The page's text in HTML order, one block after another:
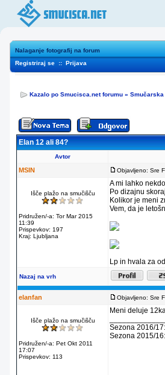
Nalaganje fotografij na forum
Registriraj se :: Prijava
Kazalo po Smucisca.net forumu » Smučarska
Elan 12 ali 84?
Avtor
MSIN Objavljeno: Sre
Išče plažo na smučišču
Pridružen/-a: Tor Mar 2015
11:39
Prispevkov: 197
Kraj: Ljubljana
A mi lahko
Po dizajnu
Kolikor je meni
Vem, da je
Lp in hvala za
Nazaj na vrh
elanfan Objavljeno: Sre
Išče plažo na smučišču
Pridružen/-a: Pet Okt 2011
17:07
Prispevkov: 113
Meni deluje
Sezona 2016/
Sezona 2015/